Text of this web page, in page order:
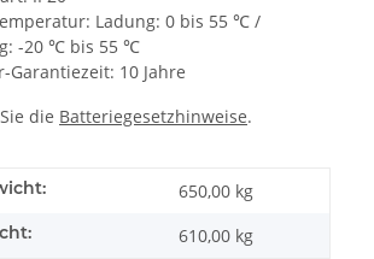
Ladung: 0 bis 55 ℃ /
-20 ℃ bis 55 ℃
Garantiezeit: 10 Jahre
die Batteriegesetzhinweise.
650,00 kg
610,00 kg